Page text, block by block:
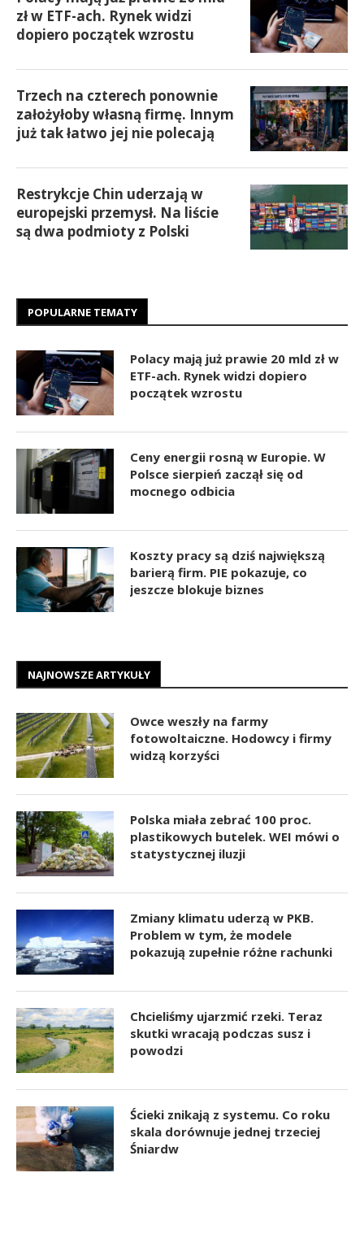
zł w ETF-ach. Rynek widzi
dopiero początek wzrostu
Trzech na czterech ponownie
założyłoby własną firmę. Innym
już tak łatwo jej nie polecają
Restrykcje Chin uderzają w
europejski przemysł. Na liście
są dwa podmioty z Polski
POPULARNE TEMATY
Polacy mają już prawie 20 mld zł w
ETF-ach. Rynek widzi dopiero
początek wzrostu
Ceny energii rosną w Europie. W
Polsce sierpień zaczął się od
mocnego odbicia
Koszty pracy są dziś największą
barierą firm. PIE pokazuje, co
jeszcze blokuje biznes
NAJNOWSZE ARTYKUŁY
Owce weszły na farmy
fotowoltaiczne. Hodowcy i firmy
widzą korzyści
Polska miała zebrać 100 proc.
plastikowych butelek. WEI mówi o
statystycznej iluzji
Zmiany klimatu uderzą w PKB.
Problem w tym, że modele
pokazują zupełnie różne rachunki
Chcieliśmy ujarzmić rzeki. Teraz
skutki wracają podczas susz i
powodzi
Ścieki znikają z systemu. Co roku
skala dorównuje jednej trzeciej
Śniardw